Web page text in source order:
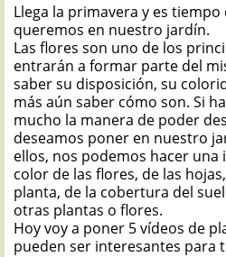
Llega la primavera y es
queremos en nuestro jardín.
Las flores son uno de los
entrarán a formar parte del
saber su disposición, su
más aún saber cómo son. Si
mucho la manera de poder
deseamos poner en nuestro
ellos, nos podemos hacer una
color de las flores, de las
planta, de la cobertura del
otras plantas o flores.
Hoy voy a poner 5 vídeos de
pueden ser interesantes para